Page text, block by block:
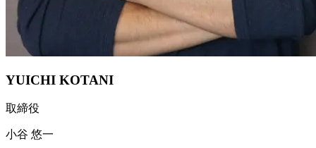
YUICHI KOTANI
取締役
小谷 悠一